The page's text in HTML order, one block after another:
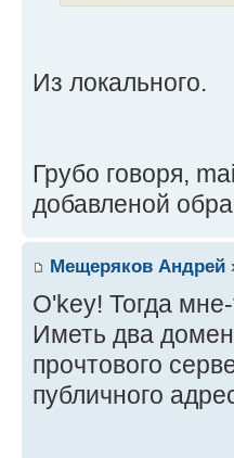
Из локального.
Грубо говоря,
добавленой
Мещеряков Андрей
O'key! Тогда
Иметь два
прочтового
публичного